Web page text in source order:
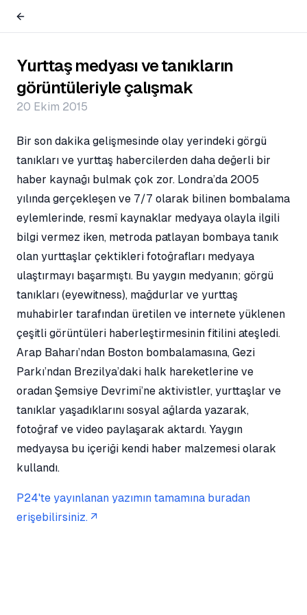
Yurttaş medyası ve tanıkların
görüntüleriyle çalışmak
20 Ekim 2015
Bir son dakika gelişmesinde olay yerindeki görgü
tanıkları ve yurttaş habercilerden daha değerli bir
haber kaynağı bulmak çok zor. Londra’da 2005
yılında gerçekleşen ve 7/7 olarak bilinen bombalama
eylemlerinde, resmî kaynaklar medyaya olayla ilgili
bilgi vermez iken, metroda patlayan bombaya tanık
olan yurttaşlar çektikleri fotoğrafları medyaya
ulaştırmayı başarmıştı. Bu yaygın medyanın; görgü
tanıkları (eyewitness), mağdurlar ve yurttaş
muhabirler tarafından üretilen ve internete yüklenen
çeşitli görüntüleri haberleştirmesinin fitilini ateşledi.
Arap Baharı’ndan Boston bombalamasına, Gezi
Parkı’ndan Brezilya’daki halk hareketlerine ve
oradan Şemsiye Devrimi’ne aktivistler, yurttaşlar ve
tanıklar yaşadıklarını sosyal ağlarda yazarak,
fotoğraf ve video paylaşarak aktardı. Yaygın
medyaysa bu içeriği kendi haber malzemesi olarak
kullandı.
P24'te yayınlanan yazımın tamamına buradan
erişebilirsiniz.